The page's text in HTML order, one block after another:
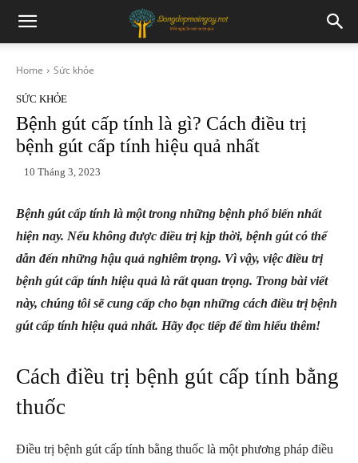
Home Sức khỏe
SỨC KHỎE
Bệnh gút cấp tính là gì? Cách điều trị
bệnh gút cấp tính hiệu quả nhất
10 Tháng 3, 2023
Bệnh gút cấp tính là một trong những bệnh phổ biến nhất
hiện nay. Nếu không được điều trị kịp thời, bệnh gút có thể
dẫn đến những hậu quả nghiêm trọng. Vì vậy, việc điều trị
bệnh gút cấp tính hiệu quả là rất quan trọng. Trong bài viết
này, chúng tôi sẽ cung cấp cho bạn những cách điều trị bệnh
gút cấp tính hiệu quả nhất. Hãy đọc tiếp để tìm hiểu thêm!
Cách điều trị bệnh gút cấp tính bằng
thuốc
Điều trị bệnh gút cấp tính bằng thuốc là một phương pháp điều